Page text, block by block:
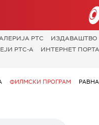
РТС ИЗДАВАШТВО
РТС-А ИНТЕРНЕТ
ФИЛМСКИ ПРОГРАМ